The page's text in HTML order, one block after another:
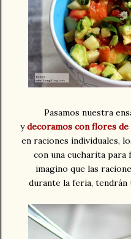
Pasamos nuestra
ydecoramos con flores de
en raciones individuales,
con una cucharita para
imagino que las
durante la feria, tendrán